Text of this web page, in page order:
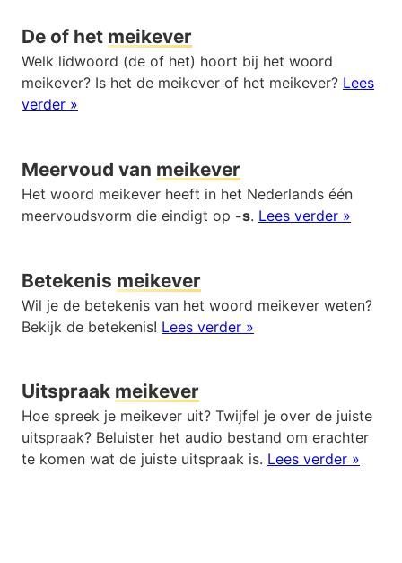
De of het meikever
Welk lidwoord (de of het) hoort bij het woord
meikever? Is het de meikever of het meikever? Lees
verder »
Meervoud van meikever
Het woord meikever heeft in het Nederlands één
meervoudsvorm die eindigt op -s. Lees verder »
Betekenis meikever
Wil je de betekenis van het woord meikever weten?
Bekijk de betekenis! Lees verder »
Uitspraak meikever
Hoe spreek je meikever uit? Twijfel je over de juiste
uitspraak? Beluister het audio bestand om erachter
te komen wat de juiste uitspraak is. Lees verder »